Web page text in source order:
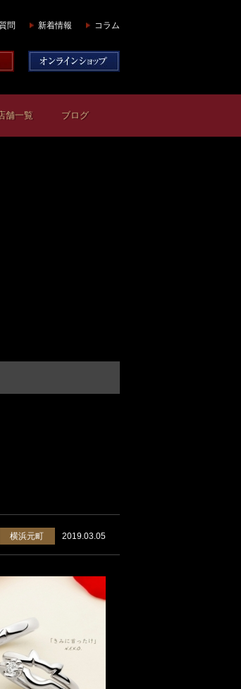
問 新着情報 コラム
舗一覧 ブログ
2019.03.05
横浜元町